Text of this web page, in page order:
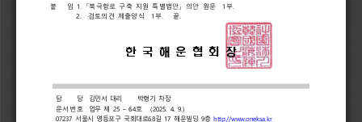
붙 임 1. 「북극항로 구축 지원 특별법안 의안 원문 1 부
2.
검토의견 제출양식 1 부 끝
한 국 해 운 협 회 장
담   당 김민서 대리 박형기 차장
문서번호
업무 제 25 64호 (2025. 4. 9.)
07237 서울시 영등포구 국회대로68길 17 해운빌딩 9층 http://www.oneksa.kr